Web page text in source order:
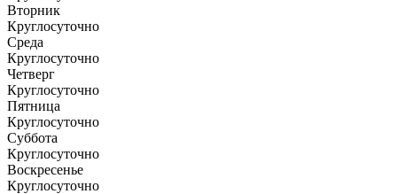
Вторник
Круглосуточно
Среда
Круглосуточно
Четверг
Круглосуточно
Пятница
Круглосуточно
Суббота
Круглосуточно
Воскресенье
Круглосуточно